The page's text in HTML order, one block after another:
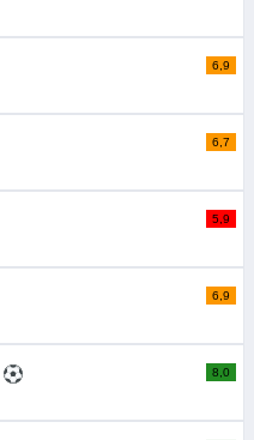
6,9
6,7
5,9
6,9
8,0